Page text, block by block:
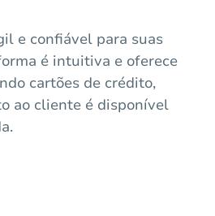
e confiável para suas
é intuitiva e oferece
cartões de crédito,
ao cliente é disponível